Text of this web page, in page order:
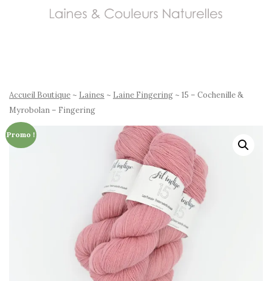
Accueil Boutique ~ Laines ~ Laine Fingering ~ 15 – Cochenille &
Myrobolan – Fingering
Promo !